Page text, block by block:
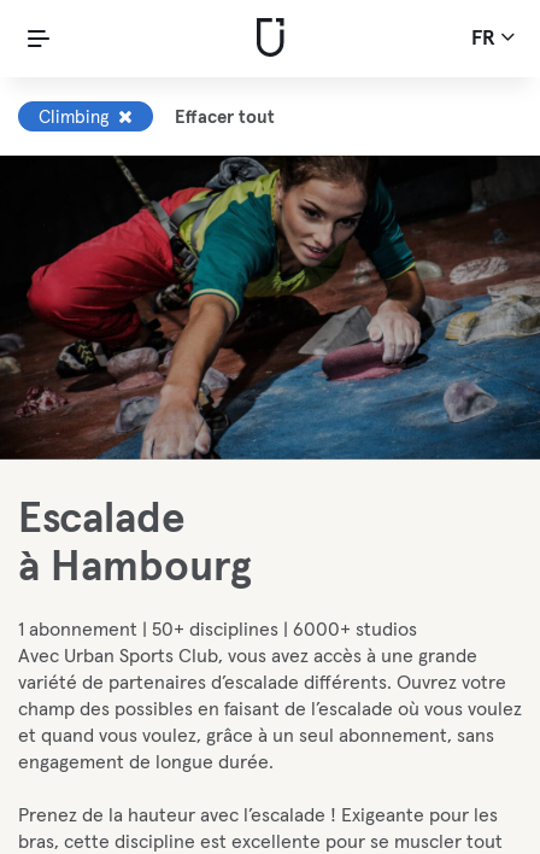
FR
Climbing Effacer tout
Escalade
à Hambourg
1 abonnement | 50+ disciplines | 6000+ studios
Avec Urban Sports Club, vous avez accès à une grande
variété de partenaires d’escalade différents. Ouvrez votre
champ des possibles en faisant de l’escalade où vous voulez
et quand vous voulez, grâce à un seul abonnement, sans
engagement de longue durée.
Prenez de la hauteur avec l’escalade ! Exigeante pour les
bras, cette discipline est excellente pour se muscler tout